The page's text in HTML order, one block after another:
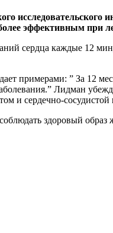
исследовательского
эффективным при
сердца каждые 12
примерами: ” За 12
Лидман
и сердечно-сосудистой
здоровый образ